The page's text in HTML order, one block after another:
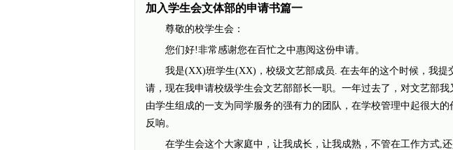
加入学生会文体部的申请书篇一
尊敬的校学生会：
您们好!非常感谢您在百忙之中惠阅这份申请。
我是(XX)班学生(XX)，校级文艺部成员. 在去年的这个时候，我提
请，现在我申请校级学生会文艺部部长一职。一年过去了，对文艺部
由学生组成的一支为同学服务的强有力的团队，在学校管理中起很大
反响。
在学生会这个大家庭中，让我成长，让我成熟，不管在工作方式,还